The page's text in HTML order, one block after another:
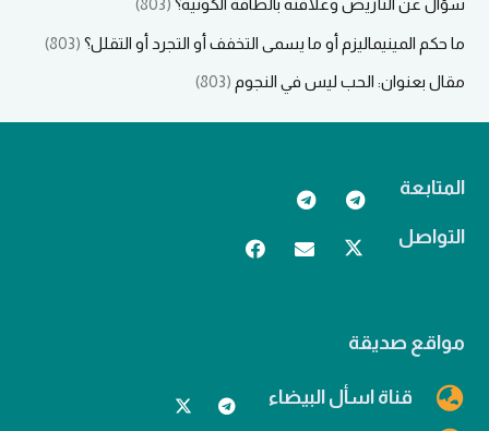
سؤال عن التأريض وعلاقته بالطاقة الكونية؟ (803)
ما حكم المينيماليزم أو ما يسمى التخفف أو التجرد أو التقلل؟ (803)
مقال بعنوان: الحب ليس في النجوم (803)
المتابعة
التواصل
مواقع صديقة
قناة اسأل البيضاء